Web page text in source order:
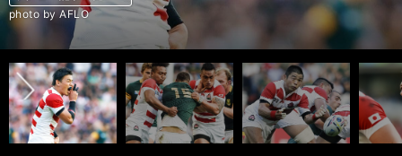
photo by AFLO
前へ